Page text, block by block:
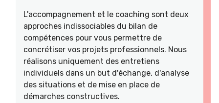
L'accompagnement et le coaching sont deux
approches indissociables du bilan de
compétences pour vous permettre de
concrétiser vos projets professionnels. Nous
réalisons uniquement des entretiens
individuels dans un but d'échange, d'analyse
des situations et de mise en place de
démarches constructives.